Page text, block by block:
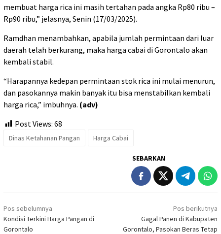
membuat harga rica ini masih tertahan pada angka Rp80 ribu –
Rp90 ribu,” jelasnya, Senin (17/03/2025).
Ramdhan menambahkan, apabila jumlah permintaan dari luar
daerah telah berkurang, maka harga cabai di Gorontalo akan
kembali stabil.
“Harapannya kedepan permintaan stok rica ini mulai menurun,
dan pasokannya makin banyak itu bisa menstabilkan kembali
harga rica,” imbuhnya. (adv)
Post Views: 68
Dinas Ketahanan Pangan Harga Cabai
SEBARKAN
Navigasi
pos
Pos sebelumnya
Kondisi Terkini Harga Pangan di
Gorontalo
Pos berikutnya
Gagal Panen di Kabupaten
Gorontalo, Pasokan Beras Tetap